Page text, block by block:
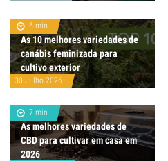
6 min
As 10 melhores variedades de
canábis feminizada para
cultivo exterior
30 Julho 2026
7 min
As melhores variedades de
CBD para cultivar em casa em
2026